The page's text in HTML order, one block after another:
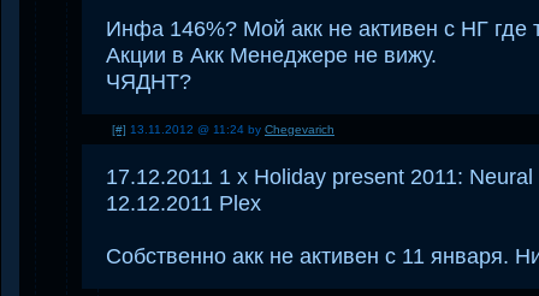
Инфа 146%? Мой акк не активен с НГ где
Акции в Акк Менеджере не вижу.
ЧЯДНТ?
[#] 13.11.2012 @ 11:24 by Chegevarich
17.12.2011 1 x Holiday present 2011:
12.12.2011 Plex
Собственно акк не активен с 11 января.